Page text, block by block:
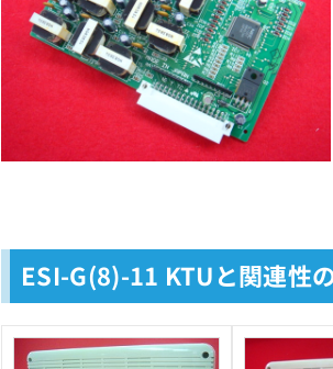
ESI-G(8)-11 KTUと関連性